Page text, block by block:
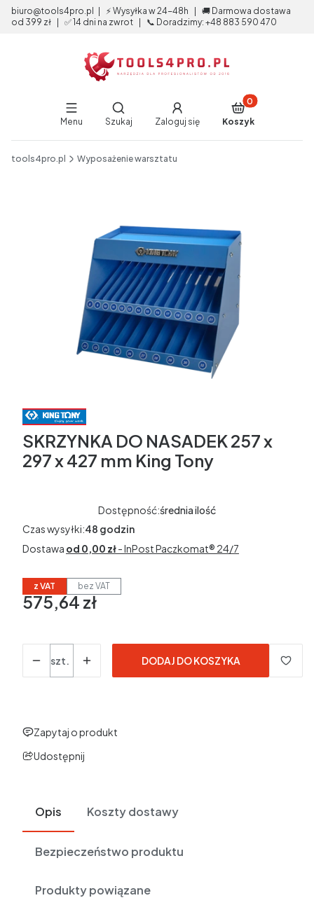
biuro@tools4pro.pl | ⚡ Wysyłka w 24-48h | 🚚 Darmowa dostawa
od 399 zł | ✅ 14 dni na zwrot | 📞 Doradzimy: +48 883 590 470
Menu
Otwórz wyszukiwarkę
Szukaj Zaloguj się
Produkty w
Koszyk
tools4pro.pl Wyposażenie warsztatu
SKRZYNKA DO NASADEK 257 x
297 x 427 mm King Tony
Dostępność:średnia ilość
Czas wysyłki:48 godzin
Dostawa od 0,00 zł- InPost Paczkomat® 24/7
z VAT bez VAT
Cena
575,64 zł
w tym 23% VAT
23%
szt.
DODAJ DO KOSZYKA
Zapytaj o produkt
Udostępnij
Opis Koszty dostawy
Bezpieczeństwo produktu
Produkty powiązane